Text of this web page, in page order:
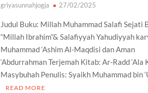
griyasunnahjogja 27/02/2025
Judul Buku: Millah Muhammad Salafi Sejati
“Millah Ibrahim”& Salafiyyah Yahudiyyah
Muhammad ‘Ashim Al-Maqdisi dan Aman
‘Abdurrahman Terjemah Kitab: Ar-Radd ‘Ala
Masybuhah Penulis: Syaikh Muhammad bin
READ MORE